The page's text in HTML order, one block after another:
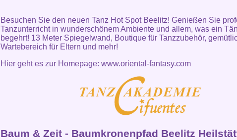
Besuchen Sie den neuen Tanz Hot Spot Beelitz! Genießen Sie
Tanzunterricht in wunderschönem Ambiente und allem, was ein
begehrt! 13 Meter Spiegelwand, Boutique für Tanzzubehör,
Wartebereich für Eltern und mehr!
Hier geht es zur Homepage: www.oriental-fantasy.com
Baum & Zeit - Baumkronenpfad Beelitz